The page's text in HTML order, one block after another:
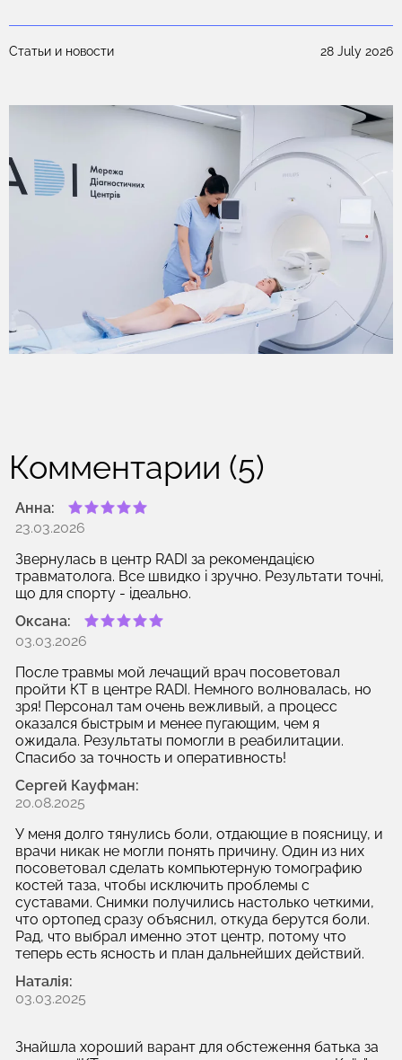
Статьи и новости 28 July 2026
Комментарии (5)
Анна:
23.03.2026
Звернулась в центр RADI за рекомендацією
травматолога. Все швидко і зручно. Результати точні,
що для спорту - ідеально.
Оксана:
03.03.2026
После травмы мой лечащий врач посоветовал
пройти КТ в центре RADI. Немного волновалась, но
зря! Персонал там очень вежливый, а процесс
оказался быстрым и менее пугающим, чем я
ожидала. Результаты помогли в реабилитации.
Спасибо за точность и оперативность!
Сергей Кауфман:
20.08.2025
У меня долго тянулись боли, отдающие в поясницу, и
врачи никак не могли понять причину. Один из них
посоветовал сделать компьютерную томографию
костей таза, чтобы исключить проблемы с
суставами. Снимки получились настолько четкими,
что ортопед сразу объяснил, откуда берутся боли.
Рад, что выбрал именно этот центр, потому что
теперь есть ясность и план дальнейших действий.
Наталія:
03.03.2025
Знайшла хороший варант для обстеження батька за